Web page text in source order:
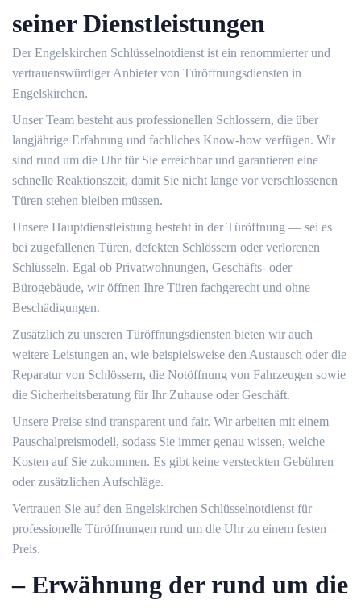
seiner Dienstleistungen
Der Engelskirchen Schlüsselnotdienst ist ein renommierter und
vertrauenswürdiger Anbieter von Türöffnungsdiensten in
Engelskirchen.​
Unser Team besteht aus professionellen Schlossern, die über
langjährige Erfahrung und fachliches Know-how verfügen.​ Wir
sind rund um die Uhr für Sie erreichbar und garantieren eine
schnelle Reaktionszeit, damit Sie nicht lange vor verschlossenen
Türen stehen bleiben müssen.​
Unsere Hauptdienstleistung besteht in der Türöffnung ― sei es
bei zugefallenen Türen, defekten Schlössern oder verlorenen
Schlüsseln.​ Egal ob Privatwohnungen, Geschäfts- oder
Bürogebäude, wir öffnen Ihre Türen fachgerecht und ohne
Beschädigungen.​
Zusätzlich zu unseren Türöffnungsdiensten bieten wir auch
weitere Leistungen an, wie beispielsweise den Austausch oder die
Reparatur von Schlössern, die Notöffnung von Fahrzeugen sowie
die Sicherheitsberatung für Ihr Zuhause oder Geschäft.​
Unsere Preise sind transparent und fair.​ Wir arbeiten mit einem
Pauschalpreismodell, sodass Sie immer genau wissen, welche
Kosten auf Sie zukommen.​ Es gibt keine versteckten Gebühren
oder zusätzlichen Aufschläge.​
Vertrauen Sie auf den Engelskirchen Schlüsselnotdienst für
professionelle Türöffnungen rund um die Uhr zu einem festen
Preis.​
– Erwähnung der rund um die